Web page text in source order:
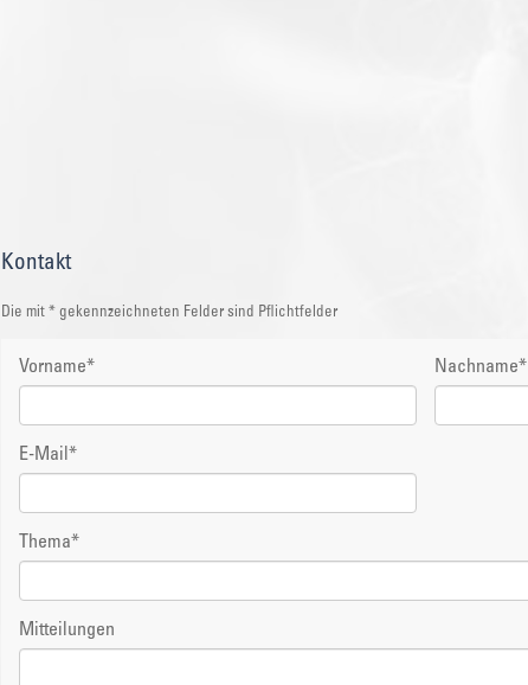
Kontakt
Die mit * gekennzeichneten Felder sind Pflichtfelder
Vorname* Nachname*
E-Mail *
Thema*
Mitteilungen